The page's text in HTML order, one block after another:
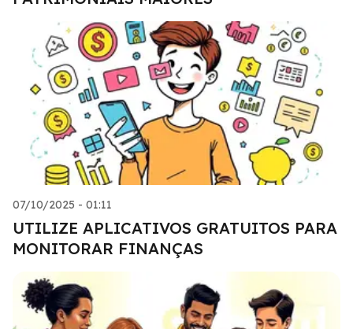
07/10/2025 - 01:11
UTILIZE APLICATIVOS GRATUITOS PARA
MONITORAR FINANÇAS